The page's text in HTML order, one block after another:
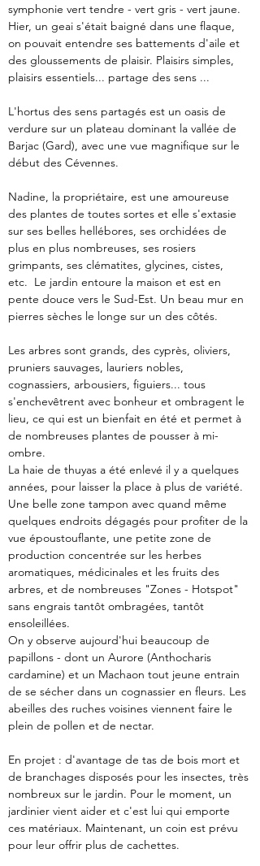
symphonie vert tendre - vert gris - vert jaune.
Hier, un geai s'était baigné dans une flaque,
on pouvait entendre ses battements d'aile et
des gloussements de plaisir. Plaisirs simples,
plaisirs essentiels... partage des sens ...
L'hortus des sens partagés est un oasis de
verdure sur un plateau dominant la vallée de
Barjac (Gard), avec une vue magnifique sur le
début des Cévennes.
Nadine, la propriétaire, est une amoureuse
des plantes de toutes sortes et elle s'extasie
sur ses belles hellébores, ses orchidées de
plus en plus nombreuses, ses rosiers
grimpants, ses clématites, glycines, cistes,
etc.  Le jardin entoure la maison et est en
pente douce vers le Sud-Est. Un beau mur en
pierres sèches le longe sur un des côtés.
Les arbres sont grands, des cyprès, oliviers,
pruniers sauvages, lauriers nobles,
cognassiers, arbousiers, figuiers... tous
s'enchevêtrent avec bonheur et ombragent le
lieu, ce qui est un bienfait en été et permet à
de nombreuses plantes de pousser à mi-
ombre.
La haie de thuyas a été enlevé il y a quelques
années, pour laisser la place à plus de variété.
Une belle zone tampon avec quand même
quelques endroits dégagés pour profiter de la
vue époustouflante, une petite zone de
production concentrée sur les herbes
aromatiques, médicinales et les fruits des
arbres, et de nombreuses "Zones - Hotspot"
sans engrais tantôt ombragées, tantôt
ensoleillées.
On y observe aujourd'hui beaucoup de
papillons - dont un Aurore (Anthocharis
cardamine) et un Machaon tout jeune entrain
de se sécher dans un cognassier en fleurs. Les
abeilles des ruches voisines viennent faire le
plein de pollen et de nectar.
En projet : d'avantage de tas de bois mort et
de branchages disposés pour les insectes, très
nombreux sur le jardin. Pour le moment, un
jardinier vient aider et c'est lui qui emporte
ces matériaux. Maintenant, un coin est prévu
pour leur offrir plus de cachettes.